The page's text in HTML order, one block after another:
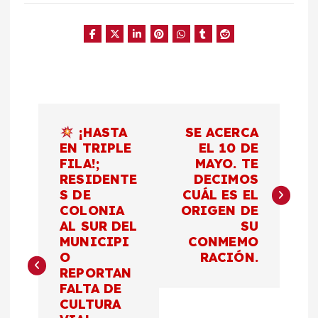
g
¡HASTA
EN TRIPLE
FILA!;
RESIDENTE
S DE
COLONIA
AL SUR DEL
MUNICIPI
O
REPORTAN
FALTA DE
CULTURA
SE ACERCA
EL 10 DE
MAYO. TE
DECIMOS
CUÁL ES EL
ORIGEN DE
SU
CONMEMO
RACIÓN.